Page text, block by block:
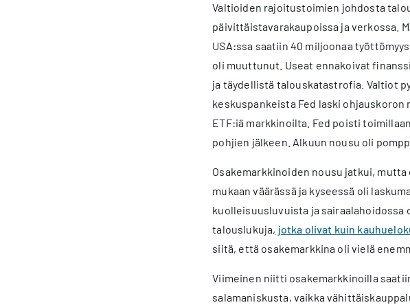
Valtioiden rajoitustoimien johdosta
päivittäistavarakaupoissa ja verkossa.
USA:ssa saatiin 40 miljoonaa
oli muuttunut. Useat ennakoivat
ja täydellistä talouskatastrofia. Valtiot
keskuspankeista Fed laski
ETF:iä markkinoilta. Fed poisti
pohjien jälkeen. Alkuun nousu oli
Osakemarkkinoiden nousu jatkui,
mukaan väärässä ja kyseessä oli
kuolleisuusluvuista ja
talouslukuja, jotka olivat kuin
siitä, että osakemarkkina oli vielä
Viimeinen niitti osakemarkkinoilla
salamaniskusta, vaikka